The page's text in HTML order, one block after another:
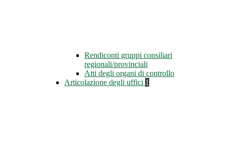
Rendiconti gruppi consiliari
regionali/provinciali
Atti degli organi di controllo
Articolazione degli uffici 1